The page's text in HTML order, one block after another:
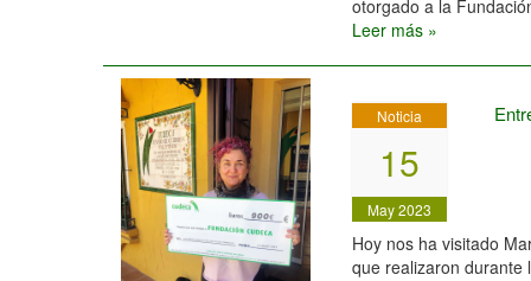
otorgado a la
Leer más »
Noticia
15
May 2023
Hoy nos ha visitado
que realizaron durante